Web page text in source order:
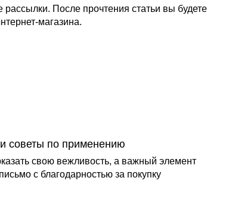
После прочтения статьи вы будете
магазина.
советы по применению
свою вежливость, а важный элемент
с благодарностью за покупку